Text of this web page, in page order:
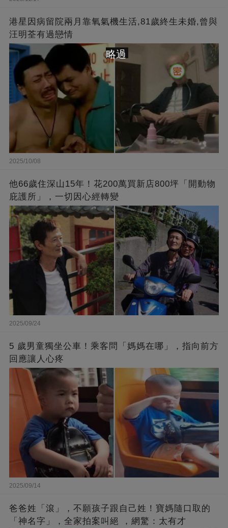
港星因病留院兩月靠氧氣機生活,81歲終生未婚,曾與
汪明荃有過戀情
2025/10/08
他66歲住深山15年！花200萬買新店800坪「開動物
庇護所」，一切因心經轉變
2025/09/24
5 歲男童獨坐公車！乘客問「媽媽在哪」，指向前方
回應讓人心疼
2025/09/14
爸爸姓「滾」，不願孩子跟自己姓！寶媽隨口取的
「神名字」，全家拍案叫絕 ，網驚：太有才
略過